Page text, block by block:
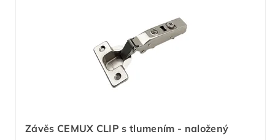
Závěs CEMUX CLIP s tlumením - naložený